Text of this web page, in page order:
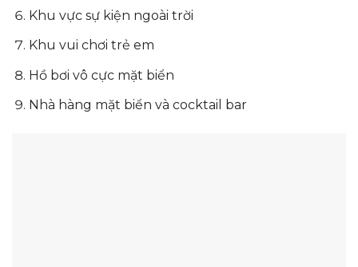
Khu vực sự kiện ngoài trời
Khu vui chơi trẻ em
Hồ bơi vô cực mặt biển
Nhà hàng mặt biển và cocktail bar